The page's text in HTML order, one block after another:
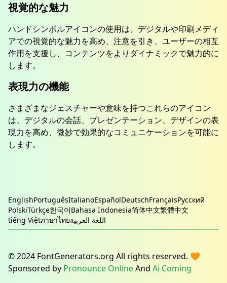
視覚的な魅力
ハンドシンボルアイコンの使用は、デジタルや印刷メディ
アでの視覚的な魅力を高め、注意を引き、ユーザーの相互
作用を支援し、コンテンツをよりダイナミックで魅力的に
します。
表現力の機能
さまざまなジェスチャーや意味を持つこれらのアイコン
は、デジタルの会話、プレゼンテーション、デザインの表
現力を高め、微妙で効果的なコミュニケーションを可能に
します。
EnglishPortuguêsItalianoEspañolDeutschFrançaisРусский
PolskiTürkçe한국어Bahasa Indonesia简体中文繁體中文
tiếng Việtภาษาไทยاللغة العربية
© 2024 FontGenerators.org All rights reserved. 🧡
Sponsored by Pronounce OnlineAnd Ai Coming